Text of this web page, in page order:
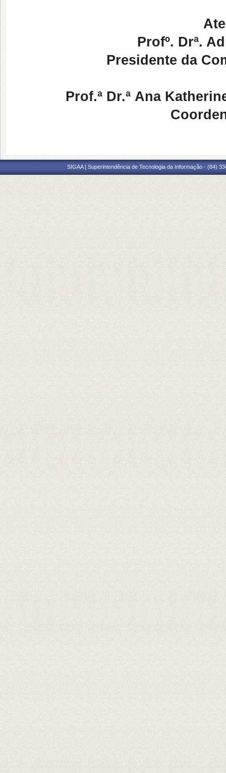
Profº. Drª.
Presidente da
Prof.ª Dr.ª Ana
SIGAA | Superintendência de Tecnologia da Informação - (84)